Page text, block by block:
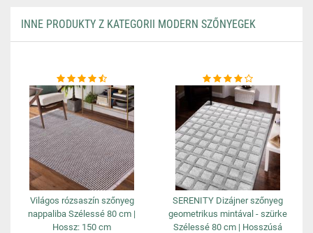
INNE PRODUKTY Z KATEGORII MODERN SZŐNYEGEK
Világos rózsaszín szőnyeg
nappaliba Szélessé 80 cm |
Hossz: 150 cm
SERENITY Dizájner szőnyeg
geometrikus mintával - szürke
Szélessé 80 cm | Hosszúsá